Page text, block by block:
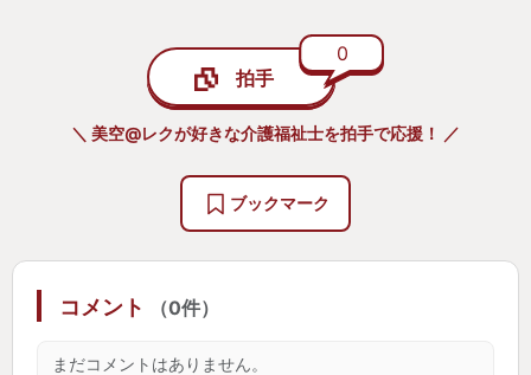
ラスボスは「〇〇でしょ？」と思っていたら、ラス
ボス予想と全く違っていてびっくりしました。
道中の海戦ですが、賛否両論ありますが、私は丁度
よい難易度で面白かったです。
海戦だけで、1日プレイしてました。
船の改造や武器の改造、ライブラリーを増やす為に
ミニゲーム的だけど、ハマる人にはハマる海戦にな
ってます。
拍手
0
＼ 美空@レクが好きな介護福祉士を拍手で応援！ ／
ブックマーク
コメント （0件）
まだコメントはありません。